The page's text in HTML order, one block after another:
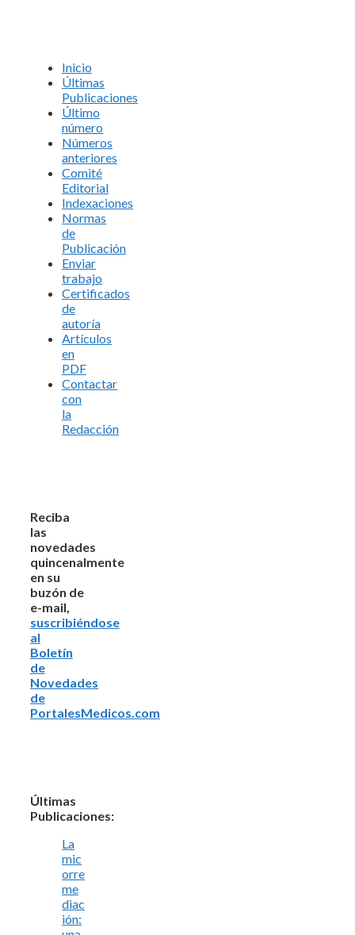
Inicio
Últimas
Publicaciones
Último
número
Números
anteriores
Comité
Editorial
Indexaciones
Normas
de
Publicación
Enviar
trabajo
Certificados
de
autoría
Artículos
en
PDF
Contactar
con
la
Redacción
Reciba
las
novedades
quincenalmente
en su
buzón de
e-mail,
suscribiéndose
al
Boletín
de
Novedades
de
PortalesMedicos.com
Últimas
Publicaciones:
La
mic
orre
me
diac
ión: